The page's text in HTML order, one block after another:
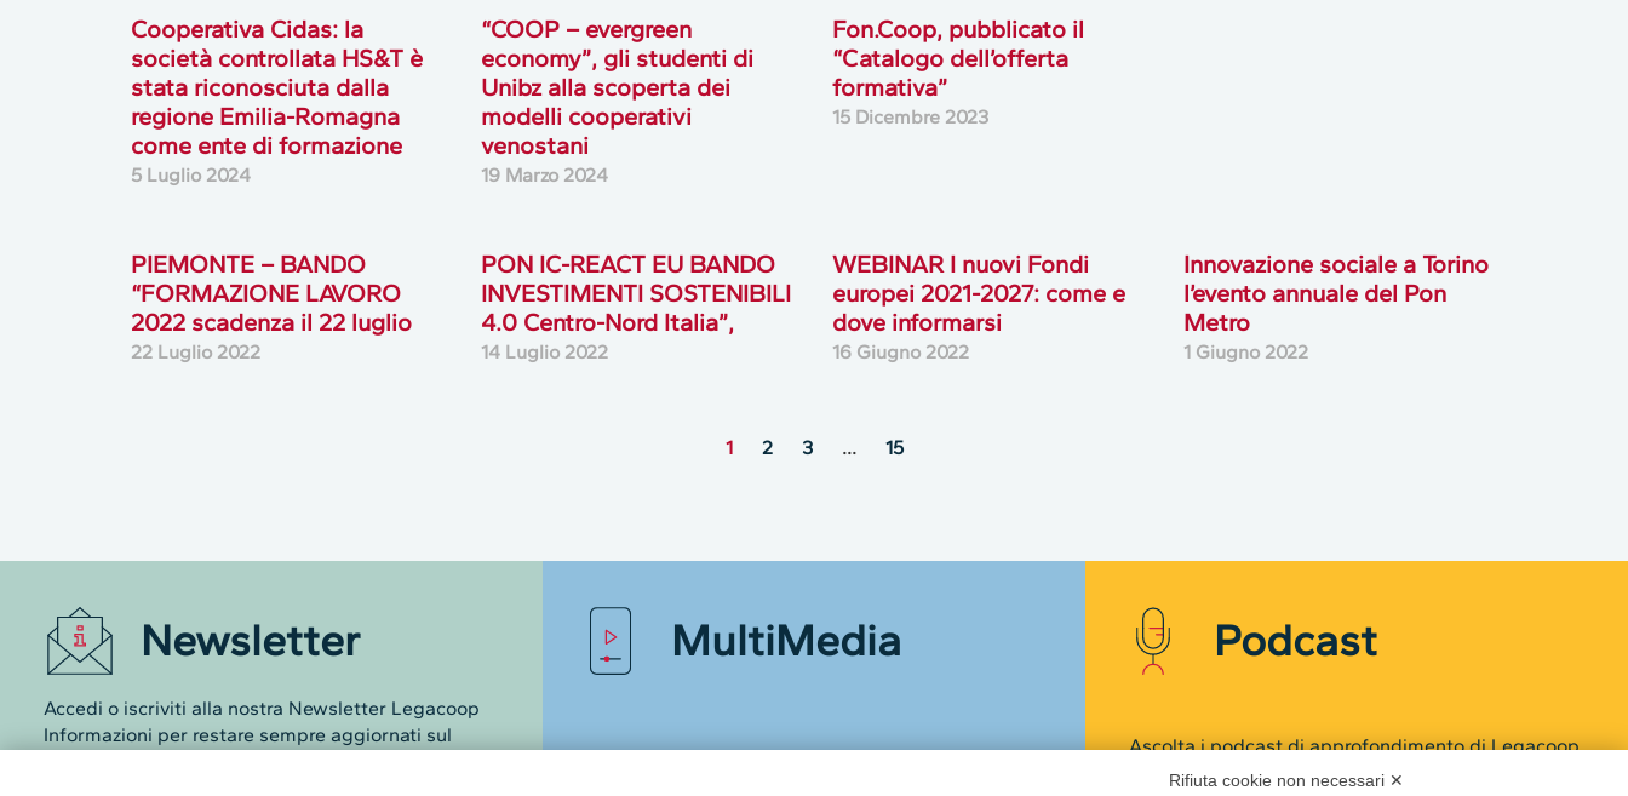
Cooperativa Cidas: la
società controllata HS&T è
stata riconosciuta dalla
regione Emilia-Romagna
come ente di formazione
5 Luglio 2024
“COOP – evergreen
economy”, gli studenti di
Unibz alla scoperta dei
modelli cooperativi
venostani
19 Marzo 2024
Fon.Coop, pubblicato il
“Catalogo dell’offerta
formativa”
15 Dicembre 2023
PIEMONTE – BANDO
“FORMAZIONE LAVORO
2022 scadenza il 22 luglio
22 Luglio 2022
PON IC-REACT EU BANDO
INVESTIMENTI SOSTENIBILI
4.0 Centro-Nord Italia”,
14 Luglio 2022
WEBINAR I nuovi Fondi
europei 2021-2027: come e
dove informarsi
16 Giugno 2022
Innovazione sociale a Torino
l’evento annuale del Pon
Metro
1 Giugno 2022
1 2 3 … 15
Newsletter
Accedi o iscriviti alla nostra Newsletter Legacoop
Informazioni per restare sempre aggiornati sul
MultiMedia Podcast
Ascolta i podcast di approfondimento di Legacoop
su Spreaker.
Rifiuta cookie non necessari ✕